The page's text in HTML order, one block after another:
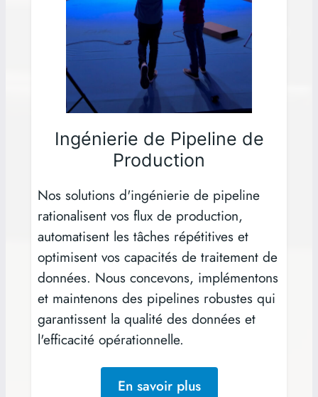
Ingénierie de Pipeline de
Production
Nos solutions d'ingénierie de pipeline
rationalisent vos flux de production,
automatisent les tâches répétitives et
optimisent vos capacités de traitement de
données. Nous concevons, implémentons
et maintenons des pipelines robustes qui
garantissent la qualité des données et
l'efficacité opérationnelle.
En savoir plus